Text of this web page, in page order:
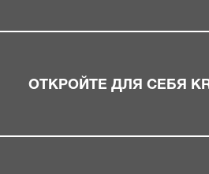
ОТКРОЙТЕ ДЛЯ СЕБЯ